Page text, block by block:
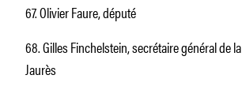
67. Olivier Faure, député
68. Gilles Finchelstein, secrétaire général de
Jaurès